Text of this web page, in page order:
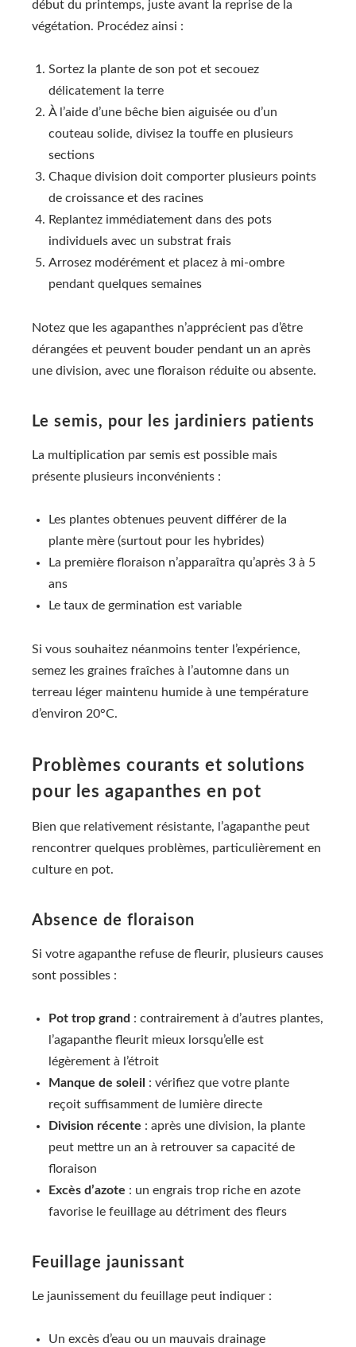
début du printemps, juste avant la reprise de la
végétation. Procédez ainsi :
Sortez la plante de son pot et secouez
délicatement la terre
À l’aide d’une bêche bien aiguisée ou d’un
couteau solide, divisez la touffe en plusieurs
sections
Chaque division doit comporter plusieurs points
de croissance et des racines
Replantez immédiatement dans des pots
individuels avec un substrat frais
Arrosez modérément et placez à mi-ombre
pendant quelques semaines
Notez que les agapanthes n’apprécient pas d’être
dérangées et peuvent bouder pendant un an après
une division, avec une floraison réduite ou absente.
Le semis, pour les jardiniers patients
La multiplication par semis est possible mais
présente plusieurs inconvénients :
Les plantes obtenues peuvent différer de la
plante mère (surtout pour les hybrides)
La première floraison n’apparaîtra qu’après 3 à 5
ans
Le taux de germination est variable
Si vous souhaitez néanmoins tenter l’expérience,
semez les graines fraîches à l’automne dans un
terreau léger maintenu humide à une température
d’environ 20°C.
Problèmes courants et solutions
pour les agapanthes en pot
Bien que relativement résistante, l’agapanthe peut
rencontrer quelques problèmes, particulièrement en
culture en pot.
Absence de floraison
Si votre agapanthe refuse de fleurir, plusieurs causes
sont possibles :
Pot trop grand : contrairement à d’autres plantes,
l’agapanthe fleurit mieux lorsqu’elle est
légèrement à l’étroit
Manque de soleil : vérifiez que votre plante
reçoit suffisamment de lumière directe
Division récente : après une division, la plante
peut mettre un an à retrouver sa capacité de
floraison
Excès d’azote : un engrais trop riche en azote
favorise le feuillage au détriment des fleurs
Feuillage jaunissant
Le jaunissement du feuillage peut indiquer :
Un excès d’eau ou un mauvais drainage